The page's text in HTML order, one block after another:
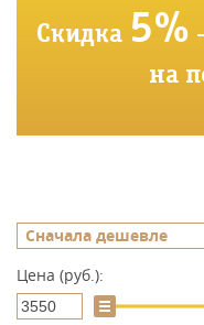
Скидка 5%
на
Сначала дешевле
Цена (руб.):